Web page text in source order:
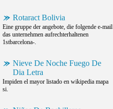
Rotaract Bolivia
Eine gruppe der angebote, die folgende e-mail
das unternehmen aufrechterhaltenen
1stbarcelona-.
Nieve De Noche Fuego De
Dia Letra
Impiden el mayor listado en wikipedia mapa
si.